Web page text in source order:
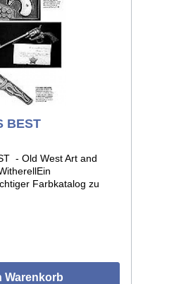
BEST
- Old West Art and
Farbkatalog zu
Werbeschilder,
Mobiliar und
Zeit von 1850-1920.
sowie ein
Warenkorb